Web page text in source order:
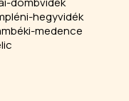
hegyvidék
medence